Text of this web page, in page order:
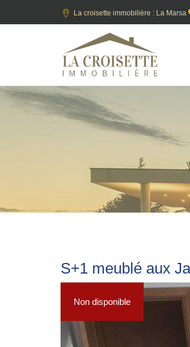
La croisette immobilière : La Marsa
S+1 meublé aux
Non disponible